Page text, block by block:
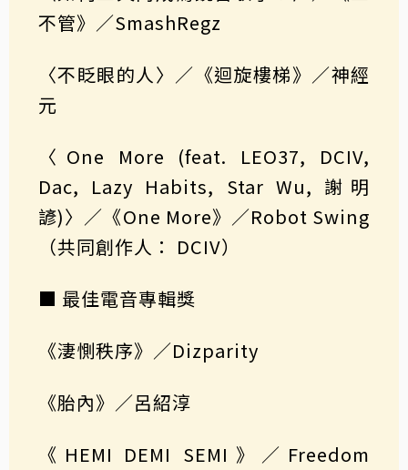
不管》／SmashRegz
〈不眨眼的人〉／《迴旋樓梯》／神經
元
〈One More (feat. LEO37, DCIV,
Dac, Lazy Habits, Star Wu, 謝明
諺)〉／《One More》／Robot Swing
（共同創作人： DCIV）
■ 最佳電音專輯獎
《淒惻秩序》／Dizparity
《胎內》／呂紹淳
《HEMI DEMI SEMI》／Freedom